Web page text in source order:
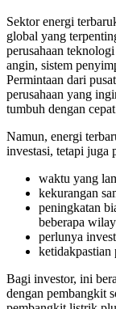
Sektor energi
global yang
perusahaan
angin, sistem
Permintaan dari
perusahaan yang
tumbuh dengan
Namun, energi
investasi, tetapi juga
waktu yang
kekurangan
peningkatan
beberapa
perlunya
ketidakpastian
Bagi investor, ini
dengan pembangkit